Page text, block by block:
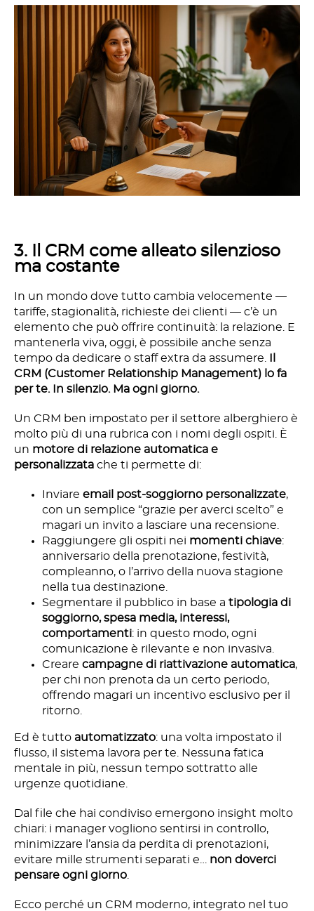
3. Il CRM come alleato silenzioso
ma costante
In un mondo dove tutto cambia velocemente —
tariffe, stagionalità, richieste dei clienti — c’è un
elemento che può offrire continuità: la relazione. E
mantenerla viva, oggi, è possibile anche senza
tempo da dedicare o staff extra da assumere.
Il
CRM (Customer Relationship Management) lo fa
per te. In silenzio. Ma ogni giorno.
Un CRM ben impostato per il settore alberghiero è
molto più di una rubrica con i nomi degli ospiti. È
un motore di relazione automatica e
personalizzata che ti permette di:
Inviare email post-soggiorno personalizzate,
con un semplice “grazie per averci scelto” e
magari un invito a lasciare una recensione.
Raggiungere gli ospiti nei momenti chiave:
anniversario della prenotazione, festività,
compleanno, o l’arrivo della nuova stagione
nella tua destinazione.
Segmentare il pubblico in base a tipologia di
soggiorno, spesa media, interessi,
comportamenti: in questo modo, ogni
comunicazione è rilevante e non invasiva.
Creare campagne di riattivazione automatica,
per chi non prenota da un certo periodo,
offrendo magari un incentivo esclusivo per il
ritorno.
Ed è tutto automatizzato: una volta impostato il
flusso, il sistema lavora per te. Nessuna fatica
mentale in più, nessun tempo sottratto alle
urgenze quotidiane.
Dal file che hai condiviso emergono insight molto
chiari: i manager vogliono sentirsi in controllo,
minimizzare l’ansia da perdita di prenotazioni,
evitare mille strumenti separati e… non doverci
pensare ogni giorno
Ecco perché un CRM moderno, integrato nel tuo